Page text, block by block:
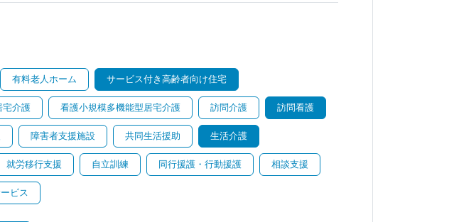
有料老人ホーム サービス付き高齢者向け住宅
宅介護 看護小規模多機能型居宅介護 訪問介護 訪問看護
障害者支援施設 共同生活援助 生活介護
就労移行支援 自立訓練 同行援護・行動援護 相談支援
ビス